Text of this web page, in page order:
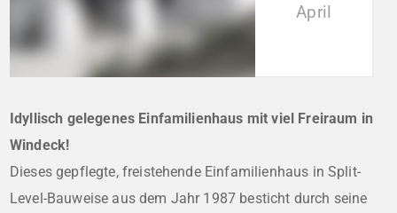
April
Idyllisch gelegenes Einfamilienhaus mit viel Freiraum in
Windeck!
Dieses gepflegte, freistehende Einfamilienhaus in Split-
Level-Bauweise aus dem Jahr 1987 besticht durch seine